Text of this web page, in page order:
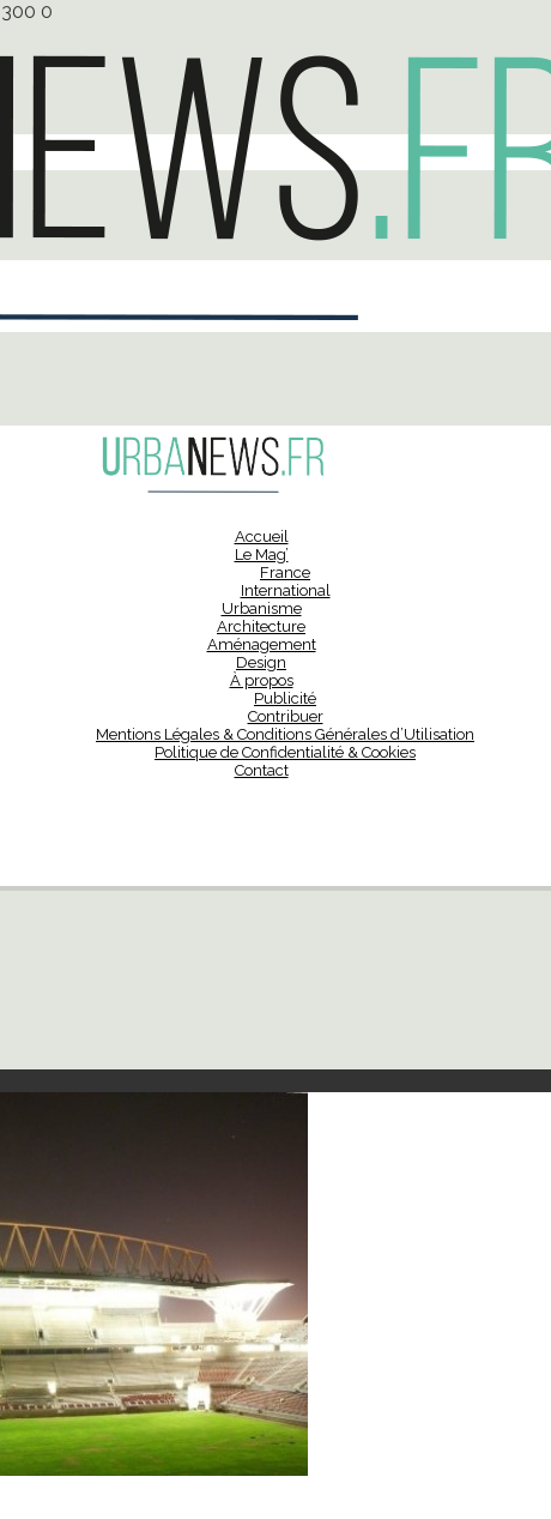
300 0
Accueil
Le Mag’
France
International
Urbanisme
Architecture
Aménagement
Design
À propos
Publicité
Contribuer
Mentions Légales & Conditions Générales d’Utilisation
Politique de Confidentialité & Cookies
Contact